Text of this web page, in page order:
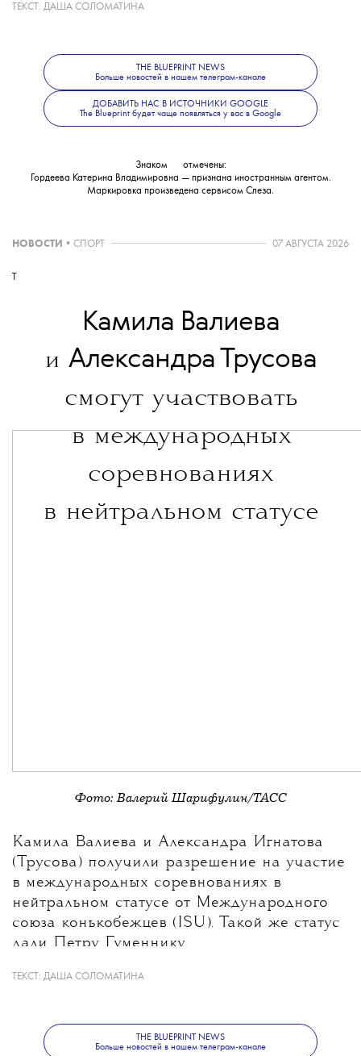
Какие именно материалы стали
не уточнило. В Следственном комитете
также сообщили, что решается вопрос
об объявлении журналистки
в международный розыск.
ТЕКСТ: ДАША СОЛОМАТИНА
THE BLUEPRINT NEWS
Больше новостей в нашем телеграм-канале
ДОБАВИТЬ НАС В ИСТОЧНИКИ GOOGLE
The Blueprint будет чаще появляться у вас в Google
Знаком
отмечены:
Гордеева Катерина Владимировна — признана иностранным агентом.
Маркировка произведена сервисом Слеза.
НОВОСТИ • СПОРТ 07 АВГУСТА 2026
T
Камила Валиева
и Александра Трусова
смогут участвовать
в международных
соревнованиях
в нейтральном статусе
Фото: Валерий Шарифулин/ТАСС
Камила Валиева и Александра Игнатова
(Трусова) получили разрешение на участие
в международных соревнованиях в
нейтральном статусе от Международного
союза конькобежцев (ISU). Такой же статус
дали Петру Гуменнику.
ТЕКСТ: ДАША СОЛОМАТИНА
THE BLUEPRINT NEWS
Больше новостей в нашем телеграм-канале